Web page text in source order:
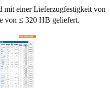
mit einer Lieferzugfestigkeit von
von ≤ 320 HB geliefert.